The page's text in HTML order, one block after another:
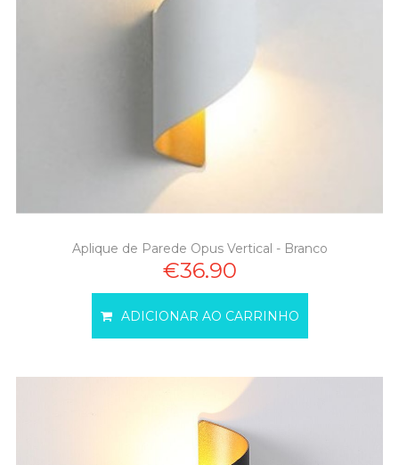
Aplique de Parede Opus Vertical - Branco
€36.90
ADICIONAR AO CARRINHO